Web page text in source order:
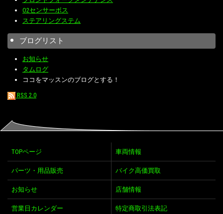
O2センサーボス
ステアリングステム
ブログリスト
お知らせ
タムログ
ココをマッスンのブログとする！
RSS 2.0
TOPページ 車両情報
パーツ・用品販売 バイク高価買取
お知らせ 店舗情報
営業日カレンダー 特定商取引法表記